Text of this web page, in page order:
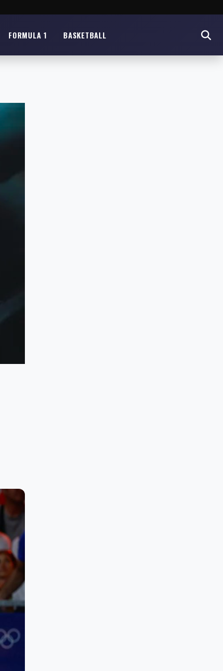
FORMULA 1 BASKETBALL